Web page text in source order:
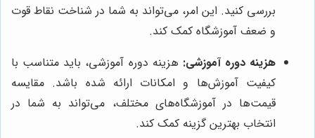
بررسی کنید. این امر، می‌تواند به شما در شناخت نقاط قوت
و ضعف آموزشگاه کمک کند.
هزینه دوره آموزشی: هزینه دوره آموزشی، باید متناسب با
کیفیت آموزش‌ها و امکانات ارائه شده باشد. مقایسه
قیمت‌ها در آموزشگاه‌های مختلف، می‌تواند به شما در
انتخاب بهترین گزینه کمک کند.